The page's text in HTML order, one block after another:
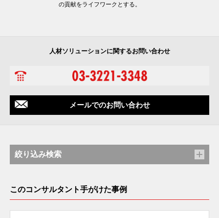
の貢献をライフワークとする。
人材ソリューションに関するお問い合わせ
メールでのお問い合わせ
絞り込み検索
このコンサルタント手がけた事例